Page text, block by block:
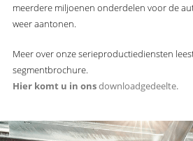
meerdere miljoenen onderdelen voor de
weer aantonen.
Meer over onze serieproductiediensten
segmentbrochure.
Hier komt u in onsdownloadgedeelte.